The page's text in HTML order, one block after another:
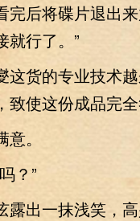
将碟片退出来
就行了。”
货的专业技术越
致使这份成品完全
。
？”
出一抹浅笑，高